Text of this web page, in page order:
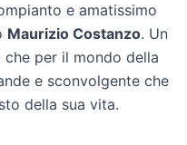
e amatissimo
Maurizio Costanzo. Un
per il mondo della
e sconvolgente che
della sua vita.